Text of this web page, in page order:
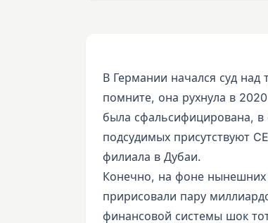
В Германии начался суд
помните, она рухнула в
была сфальсифицирована,
подсудимых присутствуют
филиала в Дубаи.
Конечно, на фоне нынешних
пририсовали пару
финансовой системы шок